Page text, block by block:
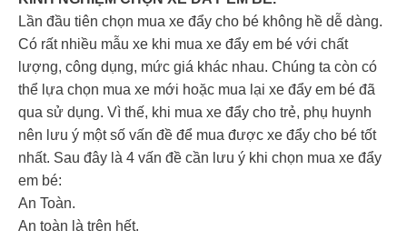
Lần đầu tiên chọn mua xe đẩy cho bé không hề dễ dàng.
Có rất nhiều mẫu xe khi mua xe đẩy em bé với chất
lượng, công dụng, mức giá khác nhau. Chúng ta còn có
thể lựa chọn mua xe mới hoặc mua lại xe đẩy em bé đã
qua sử dụng. Vì thế, khi mua xe đẩy cho trẻ, phụ huynh
nên lưu ý một số vấn đề để mua được xe đẩy cho bé tốt
nhất. Sau đây là 4 vấn đề cần lưu ý khi chọn mua xe đẩy
em bé:
An Toàn.
An toàn là trên hết.